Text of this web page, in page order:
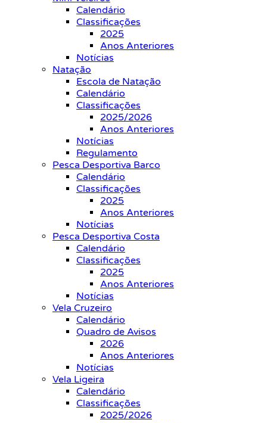
Calendário
Classificações
2025
Anos Anteriores
Notícias
Natação
Escola de Natação
Calendário
Classificações
2025/2026
Anos Anteriores
Notícias
Regulamento
Pesca Desportiva Barco
Calendário
Classificações
2025
Anos Anteriores
Notícias
Pesca Desportiva Costa
Calendário
Classificações
2025
Anos Anteriores
Notícias
Vela Cruzeiro
Calendário
Quadro de Avisos
2026
Anos Anteriores
Notícias
Vela Ligeira
Calendário
Classificações
2025/2026